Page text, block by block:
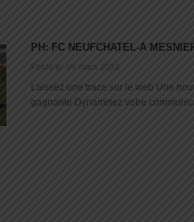
PH: FC NEUFCHATEL-A
Posté le: 09 mars 2016
Laissez une trace sur le web Une
gagnante Dynamisez votre